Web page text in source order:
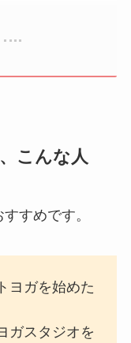
こんな人
すめです。
ヨガを始めた
ガスタジオを